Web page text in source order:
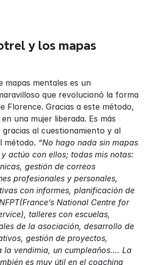
y los mapas
mapas mentales es un
que revolucionó la forma
Florence. Gracias a este método,
una mujer liberada. Es más
al cuestionamiento y al
método. “No hago nada sin mapas
actúo con ellos; todas mis notas:
gestión de correos
profesionales y personales,
con informes, planificación de
National Centre for
talleres con escuelas,
de la asociación, desarrollo de
gestión de proyectos,
la vendimia, un cumpleaños…. La
es muy útil en el coaching